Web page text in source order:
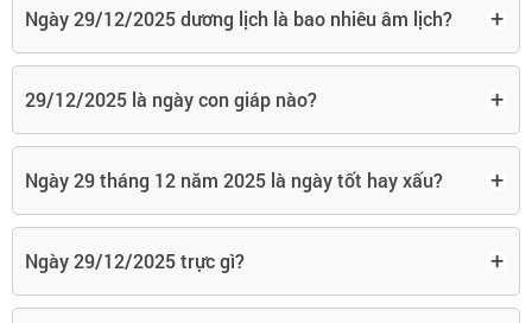
Ngày 29/12/2025 dương lịch là bao nhiêu âm lịch? +
29/12/2025 là ngày con giáp nào? +
Ngày 29 tháng 12 năm 2025 là ngày tốt hay xấu? +
Ngày 29/12/2025 trực gì? +